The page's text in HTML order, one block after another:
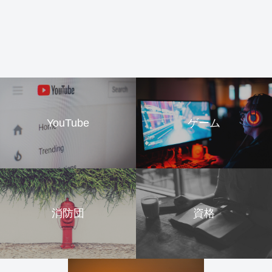
YouTube ゲーム
消防団 資格